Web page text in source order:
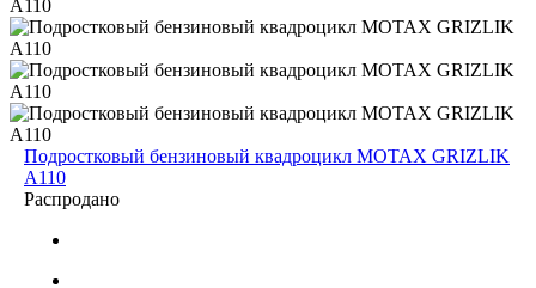
Подростковый бензиновый квадроцикл MOTAX GRIZLIK
A110
Распродано